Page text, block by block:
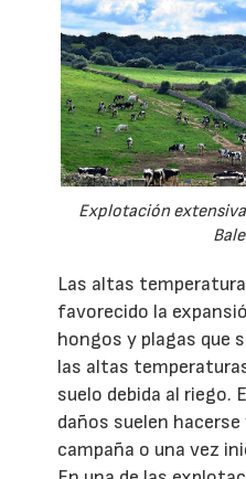
Explotación
Las altas
favorecido la
hongos y plagas que
las altas
suelo debida al riego.
daños suelen
campaña o una vez